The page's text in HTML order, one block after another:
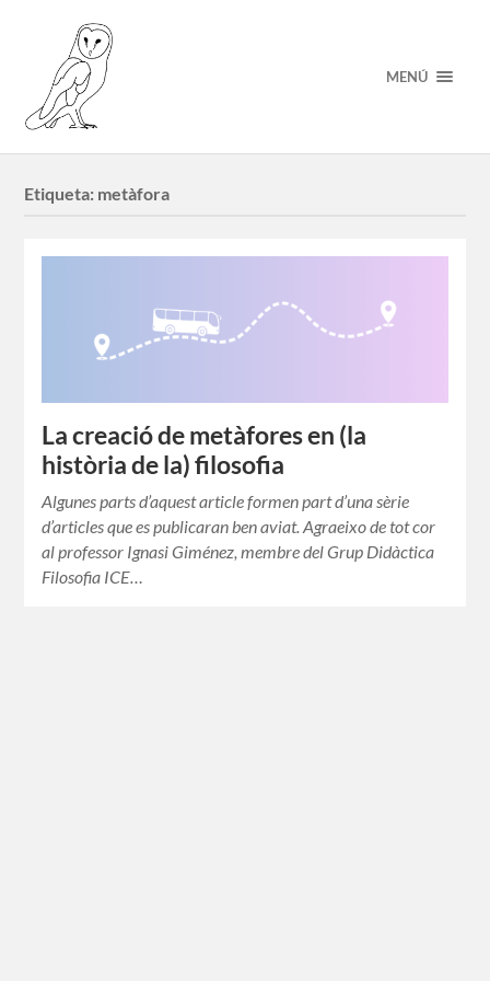
MENÚ
Etiqueta: metàfora
La creació de metàfores en (la
història de la) filosofia
Algunes parts d’aquest article formen part d’una sèrie
d’articles que es publicaran ben aviat. Agraeixo de tot cor
al professor Ignasi Giménez, membre del Grup Didàctica
Filosofia ICE…